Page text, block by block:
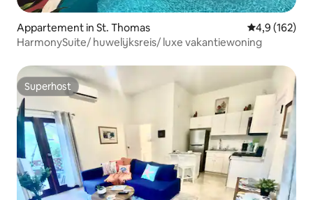
Appartement in St. Thomas Gemiddelde
4,9 (162)
HarmonySuite/ huwelijksreis/ luxe vakantiewoning
Superhost
Superhost